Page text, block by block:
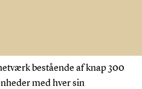
bestående af knap 300
med hver sin